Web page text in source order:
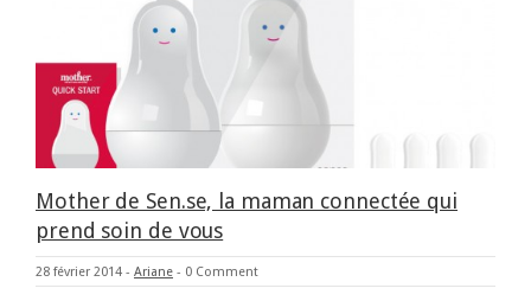
Mother de Sen.se, la maman connectée qui
prend soin de vous
28 février 2014 - Ariane - 0 Comment